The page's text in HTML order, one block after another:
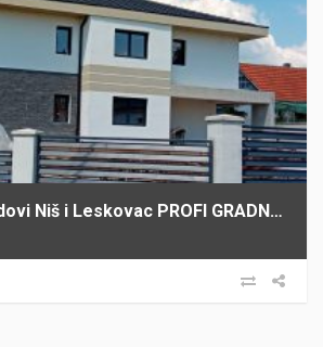
Građevinski radovi Niš i Leskovac PROFI GRADNJA SPASIĆ